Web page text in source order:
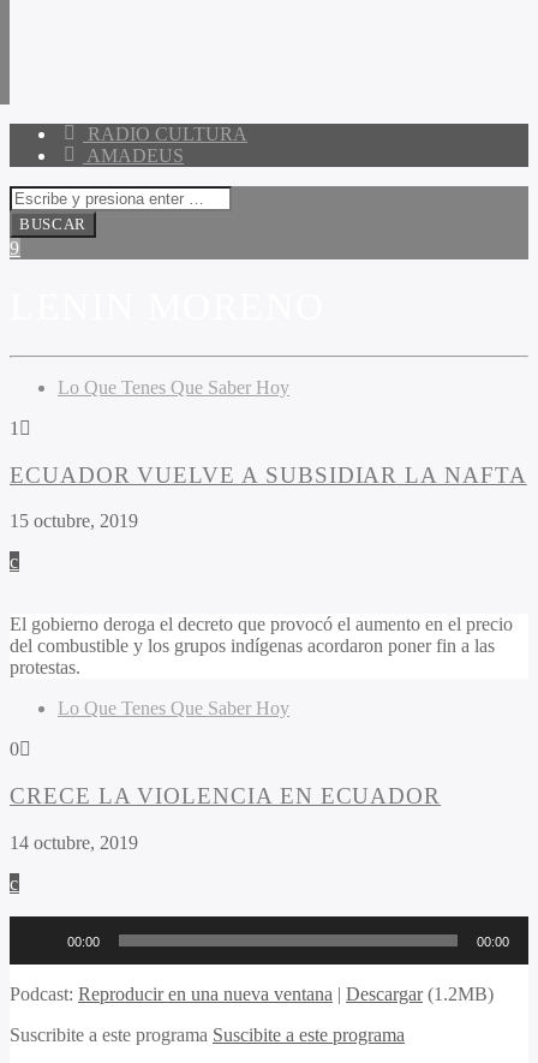
RADIO CULTURA
AMADEUS
Lo Que Tenes Que Saber Hoy
1
ECUADOR VUELVE A SUBSIDIAR LA NAFTA
15 octubre, 2019
El gobierno deroga el decreto que provocó el aumento en el precio
del combustible y los grupos indígenas acordaron poner fin a las
protestas.
Lo Que Tenes Que Saber Hoy
0
CRECE LA VIOLENCIA EN ECUADOR
14 octubre, 2019
audio
00:00 00:00
Podcast: Reproducir en una nueva ventana | Descargar(1.2MB)
Suscribite a este programa Suscibite a este programa